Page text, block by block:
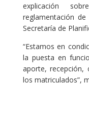
explicación
reglamentación
Secretaría de
“Estamos en
la puesta en
aporte, recepción,
los matriculados”,